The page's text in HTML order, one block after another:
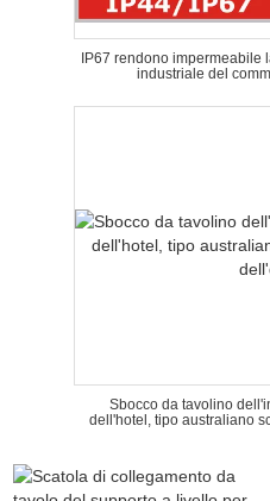
IP67 rendono
industriale del
Sbocco da tavolino
dell'hotel, tipo australiano